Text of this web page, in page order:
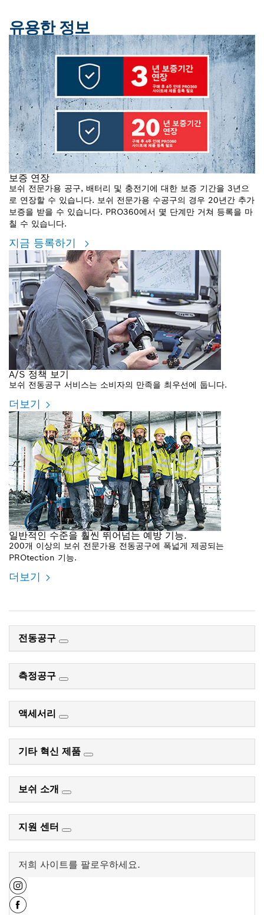
유용한 정보
보증 연장
보쉬 전문가용 공구, 배터리 및 충전기에 대한 보증 기간을 3년으
로 연장할 수 있습니다. 보쉬 전문가용 수공구의 경우 20년간 추가
보증을 받을 수 있습니다. PRO360에서 몇 단계만 거쳐 등록을 마
칠 수 있습니다.
지금 등록하기
A/S 정책 보기
보쉬 전동공구 서비스는 소비자의 만족을 최우선에 둡니다.
더보기
일반적인 수준을 훨씬 뛰어넘는 예방 기능.
200개 이상의 보쉬 전문가용 전동공구에 폭넓게 제공되는
PROtection 기능.
더보기
전동공구
측정공구
액세서리
기타 혁신 제품
보쉬 소개
지원 센터
저희 사이트를 팔로우하세요.